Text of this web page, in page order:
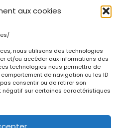
aux cookies
nous utilisons des technologies
et/ou accéder aux informations des
technologies nous permettra de
de navigation ou les ID
consentir ou de retirer son
négatif sur certaines caractéristiques